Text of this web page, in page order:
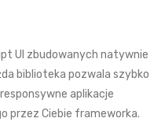
zł
UI zbudowanych natywnie
biblioteka pozwala szybko
aplikacje
przez Ciebie frameworka.